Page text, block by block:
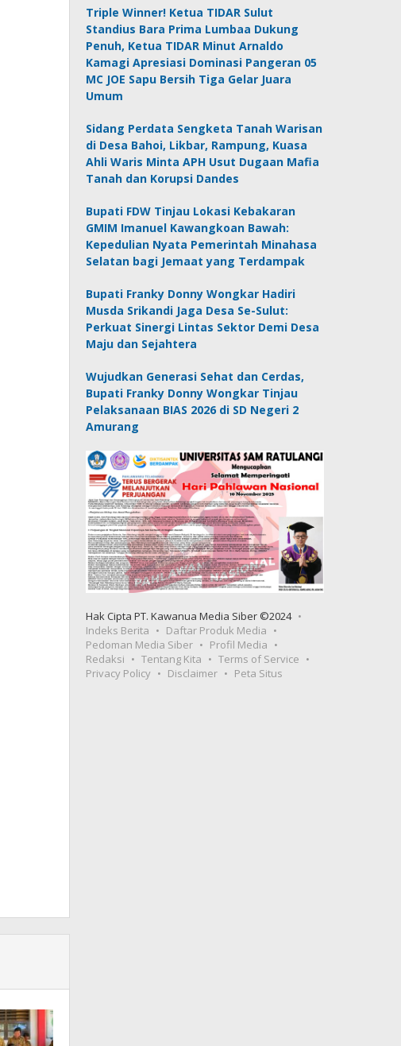
Triple Winner! Ketua TIDAR Sulut
Standius Bara Prima Lumbaa Dukung
Penuh, Ketua TIDAR Minut Arnaldo
Kamagi Apresiasi Dominasi Pangeran 05
MC JOE Sapu Bersih Tiga Gelar Juara
Umum
Sidang Perdata Sengketa Tanah Warisan
di Desa Bahoi, Likbar, Rampung, Kuasa
Ahli Waris Minta APH Usut Dugaan Mafia
Tanah dan Korupsi Dandes
Bupati FDW Tinjau Lokasi Kebakaran
GMIM Imanuel Kawangkoan Bawah:
Kepedulian Nyata Pemerintah Minahasa
Selatan bagi Jemaat yang Terdampak
Bupati Franky Donny Wongkar Hadiri
Musda Srikandi Jaga Desa Se-Sulut:
Perkuat Sinergi Lintas Sektor Demi Desa
Maju dan Sejahtera
Wujudkan Generasi Sehat dan Cerdas,
Bupati Franky Donny Wongkar Tinjau
Pelaksanaan BIAS 2026 di SD Negeri 2
Amurang
Hak Cipta PT. Kawanua Media Siber ©2024
Indeks Berita
Daftar Produk Media
Pedoman Media Siber
Profil Media
Redaksi
Tentang Kita
Terms of Service
Privacy Policy
Disclaimer Peta Situs